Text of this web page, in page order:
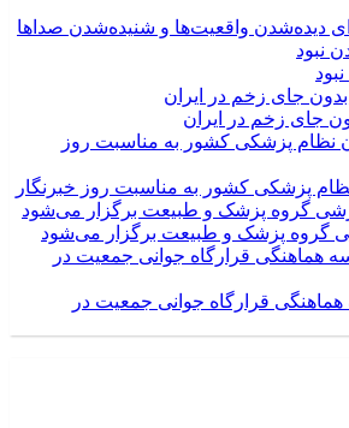
دیده‌شدن واقعیت‌ها و شنیده‌شدن صداها
جای زخم در ایران
پزشکی کشور به مناسبت روز خبرنگار
گروه پزشک و طبیعت برگزار می‌شود
قرارگاه جوانی جمعیت در